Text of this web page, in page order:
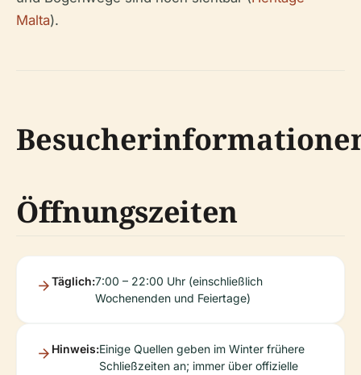
Malta).
Öffnungszeiten
Täglich:7:00 – 22:00 Uhr (einschließlich
Wochenenden und Feiertage)
Hinweis:Einige Quellen geben im Winter frühere
Schließzeiten an; immer über offizielle